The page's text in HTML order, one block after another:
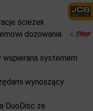
ścieżek
dozowania
wspierana systemem
wynoszący
DuoDisc ze